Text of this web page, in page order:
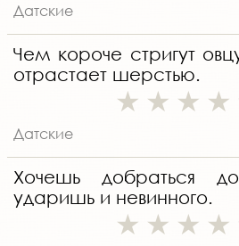
Датские
Чем короче стригут
отрастает шерстью.
Датские
Хочешь добраться
ударишь и невинного.